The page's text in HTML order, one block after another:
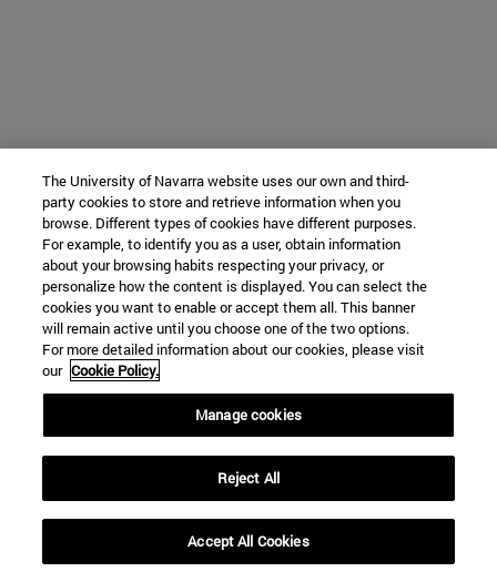
The University of Navarra website uses our own and third-
party cookies to store and retrieve information when you
browse. Different types of cookies have different purposes.
For example, to identify you as a user, obtain information
about your browsing habits respecting your privacy, or
personalize how the content is displayed. You can select the
cookies you want to enable or accept them all. This banner
will remain active until you choose one of the two options.
For more detailed information about our cookies, please visit
our Cookie Policy.
Manage cookies
Reject All
Accept All Cookies